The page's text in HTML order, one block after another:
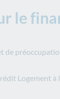
le
Logement